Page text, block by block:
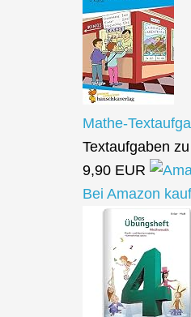
Mathe-
Textaufgaben
9,90 EUR
Bei Amazon